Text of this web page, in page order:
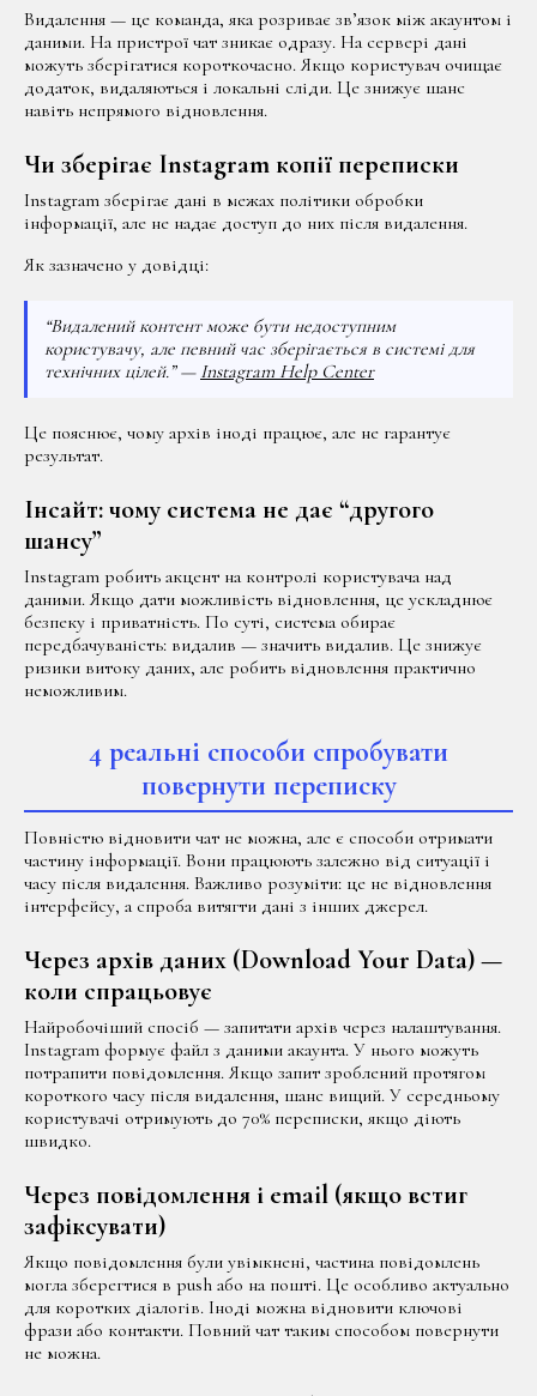
Видалення — це команда, яка розриває зв’язок між акаунтом і
даними. На пристрої чат зникає одразу. На сервері дані
можуть зберігатися короткочасно. Якщо користувач очищає
додаток, видаляються і локальні сліди. Це знижує шанс
навіть непрямого відновлення.
Чи зберігає Instagram копії переписки
Instagram зберігає дані в межах політики обробки
інформації, але не надає доступ до них після видалення.
Як зазначено у довідці:
“Видалений контент може бути недоступним
користувачу, але певний час зберігається в системі для
технічних цілей.” — Instagram Help Center
Це пояснює, чому архів іноді працює, але не гарантує
результат.
Інсайт: чому система не дає “другого
шансу”
Instagram робить акцент на контролі користувача над
даними. Якщо дати можливість відновлення, це ускладнює
безпеку і приватність. По суті, система обирає
передбачуваність: видалив — значить видалив. Це знижує
ризики витоку даних, але робить відновлення практично
неможливим.
4 реальні способи спробувати
повернути переписку
Повністю відновити чат не можна, але є способи отримати
частину інформації. Вони працюють залежно від ситуації і
часу після видалення. Важливо розуміти: це не відновлення
інтерфейсу, а спроба витягти дані з інших джерел.
Через архів даних (Download Your Data) —
коли спрацьовує
Найробочіший спосіб — запитати архів через налаштування.
Instagram формує файл з даними акаунта. У нього можуть
потрапити повідомлення. Якщо запит зроблений протягом
короткого часу після видалення, шанс вищий. У середньому
користувачі отримують до 70% переписки, якщо діють
швидко.
Через повідомлення і email (якщо встиг
зафіксувати)
Якщо повідомлення були увімкнені, частина повідомлень
могла зберегтися в push або на пошті. Це особливо актуально
для коротких діалогів. Іноді можна відновити ключові
фрази або контакти. Повний чат таким способом повернути
не можна.